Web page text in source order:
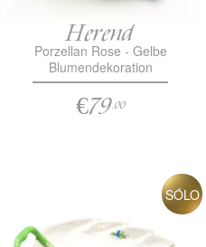
Herend
Porzellan Rose - Gelbe
Blumendekoration
€79.00
SÓLO